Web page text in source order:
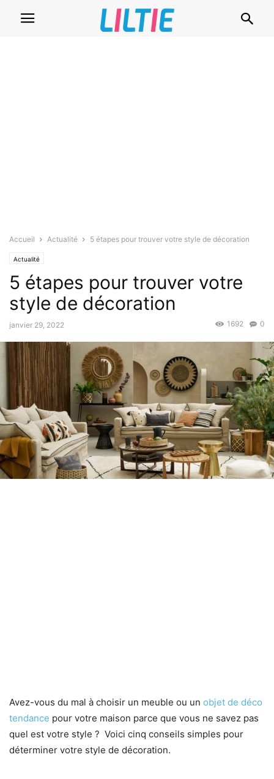
Accueil Actualité 5 étapes pour trouver votre style de décoration
Actualité
5 étapes pour trouver votre
style de décoration
janvier 29, 2022 0
1692
Avez-vous du mal à choisir un meuble ou un objet de déco
tendance pour votre maison parce que vous ne savez pas
quel est votre style ? Voici cinq conseils simples pour
déterminer votre style de décoration.